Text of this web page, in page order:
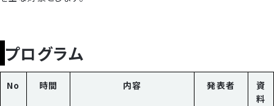
プログラム
No 時間 内容 発表者
資
料